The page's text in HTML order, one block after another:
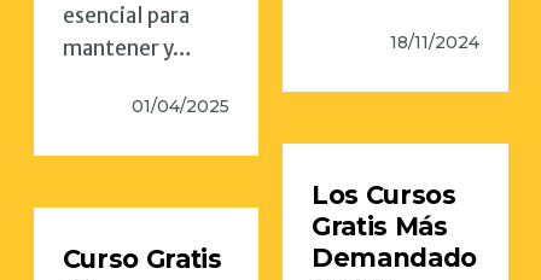
esencial para
mantener y…
01/04/2025
Curso Gratis
18/11/2024
Los Cursos
Gratis Más
Demandado